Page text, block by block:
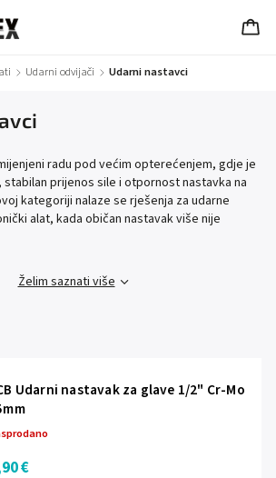
/ Udarni odvijači / Udarni nastavci
radu pod većim opterećenjem, gdje je
stabilan prijenos sile i otpornost nastavka na
kategoriji nalaze se rješenja za udarne
alat, kada običan nastavak više nije
Želim saznati više
Udarni nastavak za glave 1/2" Cr-Mo
€